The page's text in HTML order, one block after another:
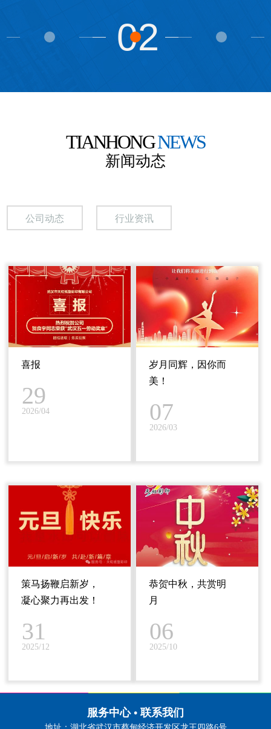
02
TIANHONGNEWS
新闻动态
公司动态 行业资讯
喜报
29
2026/04
岁月同辉，因你而
美！
07
2026/03
策马扬鞭启新岁，
凝心聚力再出发！
31
2025/12
恭贺中秋，共赏明
月
06
2025/10
服务中心 • 联系我们